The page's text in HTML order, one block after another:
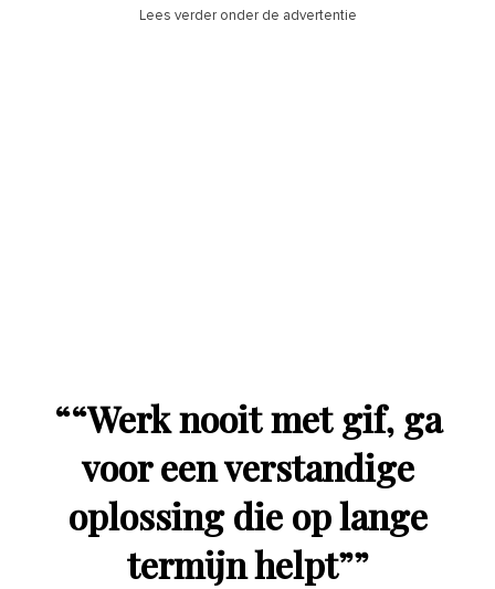
Lees verder onder de advertentie
““Werk nooit met gif, ga
voor een verstandige
oplossing die op lange
termijn helpt””